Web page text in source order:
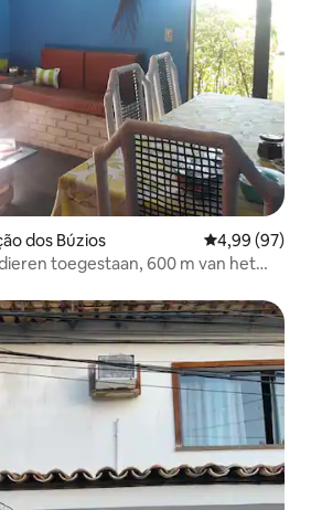
dos Búzios Gemiddelde
4,99 (97)
toegestaan, 600 m van het